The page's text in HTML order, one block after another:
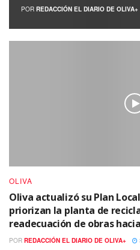
POR REDACCIÓN EL DIARIO DE OLIVA+
OLIVA
Oliva actualizó su Plan
priorizan la planta de
readecuación de obras
POR REDACCIÓN EL DIARIO DE OLIVA+